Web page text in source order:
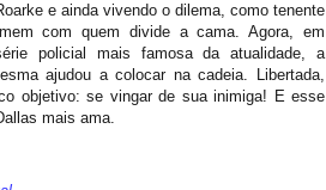
e ainda vivendo o dilema, como tenente
com quem divide a cama. Agora, em
policial mais famosa da atualidade, a
ajudou a colocar na cadeia. Libertada,
objetivo: se vingar de sua inimiga! E esse
mais ama.